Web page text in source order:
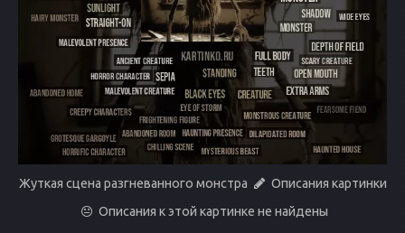
Жуткая сцена разгневанного монстра
Описания картинки
Описания к этой картинке не найдены